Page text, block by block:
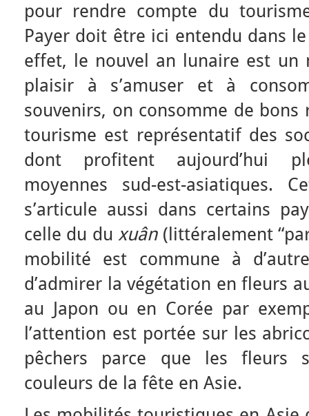
pour rendre compte du
Payer doit être ici entendu dans
effet, le nouvel an lunaire est un
plaisir à s’amuser et à
souvenirs, on consomme de bons
tourisme est représentatif des
dont profitent aujourd’hui
moyennes sud-est-asiatiques.
s’articule aussi dans certains
celle du du xuân(littéralement
mobilité est commune à
d’admirer la végétation en fleurs
au Japon ou en Corée par
l’attention est portée sur les
pêchers parce que les fleurs
couleurs de la fête en Asie.